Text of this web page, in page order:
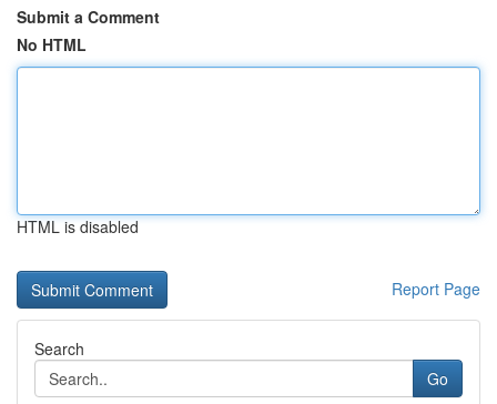
Submit a Comment
No HTML
HTML is disabled
Report Page
Search
Go